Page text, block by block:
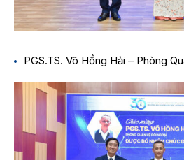
PGS.TS. Võ Hồng Hải – Phòng